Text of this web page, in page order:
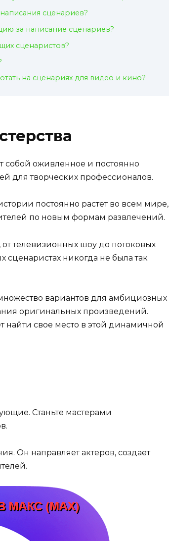
сценариев?
за написание сценариев?
сценаристов?
на сценариях для видео и кино?
собой оживленное и постоянно
для творческих профессионалов.
постоянно растет во всем мире,
по новым формам развлечений.
телевизионных шоу до потоковых
сценаристах никогда не была так
вариантов для амбициозных
оригинальных произведений.
найти свое место в этой динамичной
Станьте мастерами
Он направляет актеров, создает